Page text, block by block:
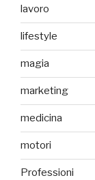
lavoro
lifestyle
magia
marketing
medicina
motori
Professioni